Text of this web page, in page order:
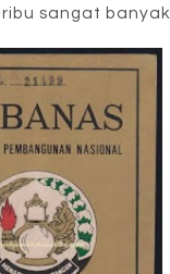
sangat banyak.